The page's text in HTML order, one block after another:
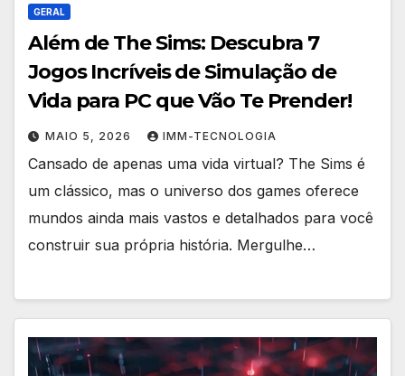
GERAL
Além de The Sims: Descubra 7
Jogos Incríveis de Simulação de
Vida para PC que Vão Te Prender!
MAIO 5, 2026 IMM-TECNOLOGIA
Cansado de apenas uma vida virtual? The Sims é
um clássico, mas o universo dos games oferece
mundos ainda mais vastos e detalhados para você
construir sua própria história. Mergulhe…